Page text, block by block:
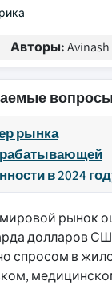
Авторы:
рынка
в 2024
мировой рынок
долларов
спросом в